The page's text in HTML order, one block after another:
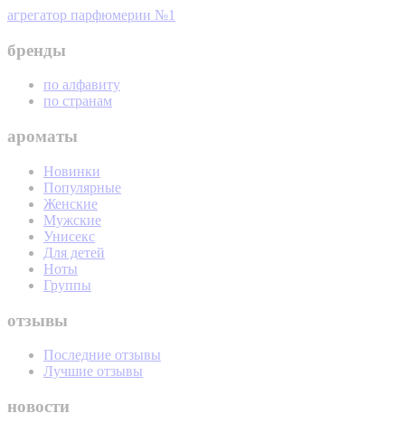
агрегатор парфюмерии №1
бренды
по алфавиту
по странам
ароматы
Новинки
Популярные
Женские
Мужские
Унисекс
Для детей
Ноты
Группы
отзывы
Последние отзывы
Лучшие отзывы
новости